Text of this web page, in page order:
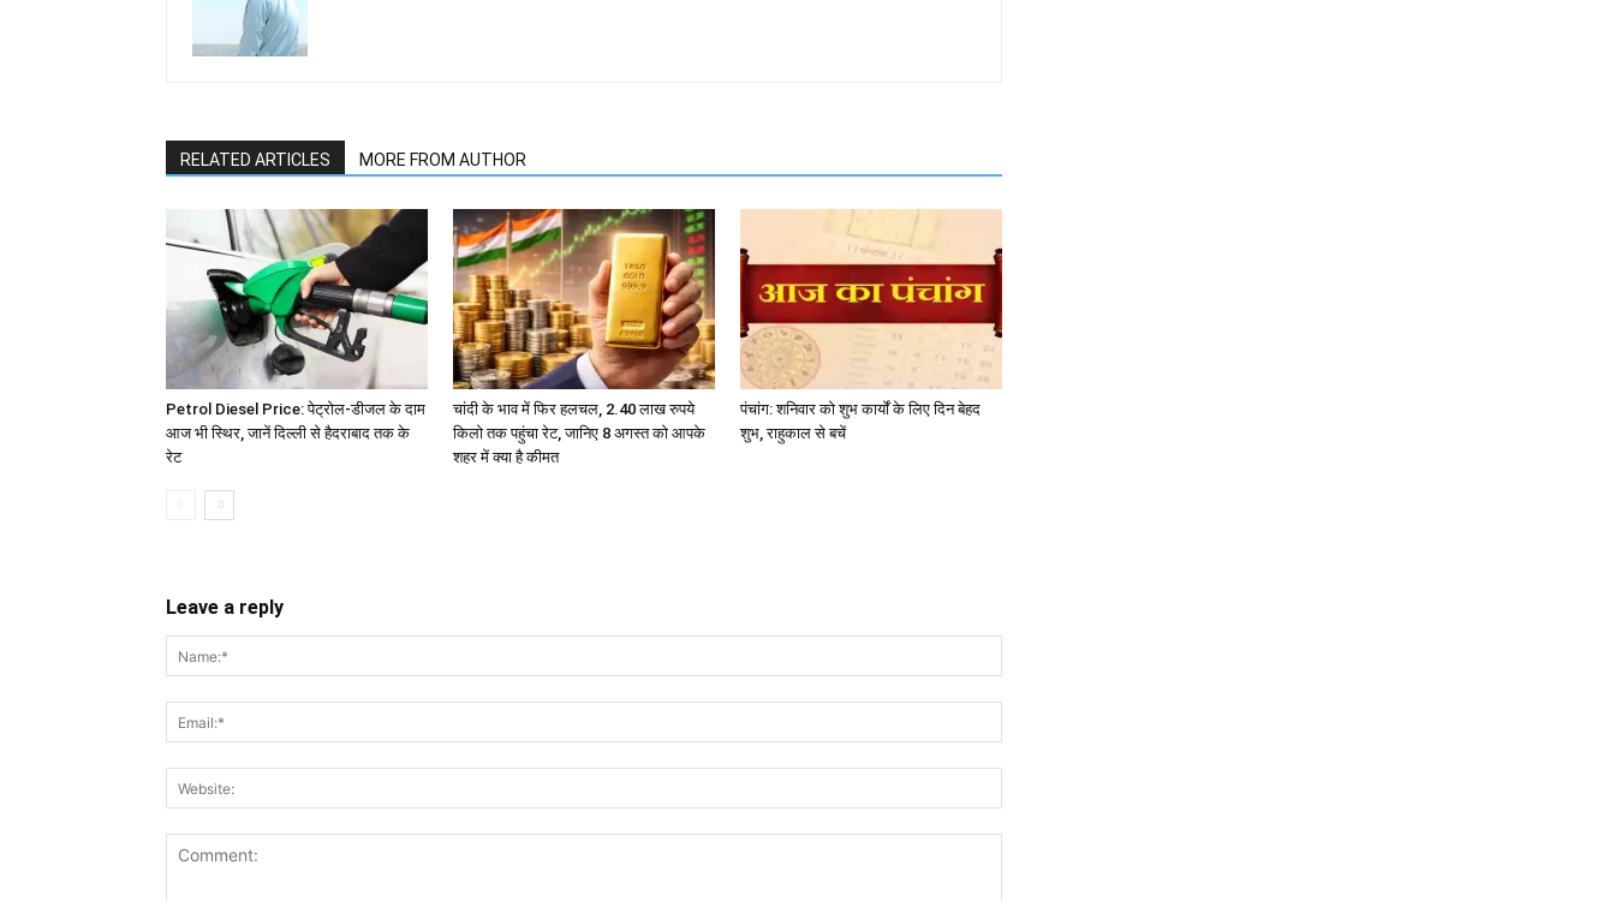
RELATED ARTICLES MORE FROM AUTHOR
Petrol Diesel Price: पेट्रोल-डीजल के दाम
आज भी स्थिर, जानें दिल्ली से हैदराबाद तक के
रेट
चांदी के भाव में फिर हलचल, 2.40 लाख रुपये
किलो तक पहुंचा रेट, जानिए 8 अगस्त को आपके
शहर में क्या है कीमत
पंचांग: शनिवार को शुभ कार्यों के लिए दिन बेहद
शुभ, राहुकाल से बचें
Leave a reply